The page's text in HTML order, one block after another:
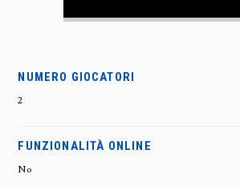
NUMERO GIOCATORI
2
FUNZIONALITÀ ONLINE
No